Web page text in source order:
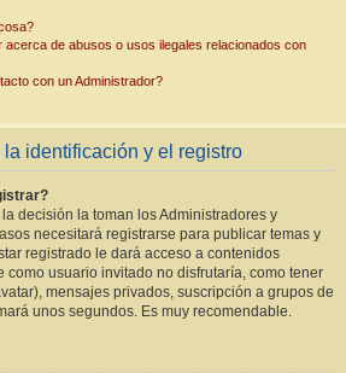
acerca de abusos o usos ilegales relacionados con
con un Administrador?
identificación y el registro
decisión la toman los Administradores y
necesitará registrarse para publicar temas y
registrado le dará acceso a contenidos
como usuario invitado no disfrutaría, como tener
mensajes privados, suscripción a grupos de
unos segundos. Es muy recomendable.